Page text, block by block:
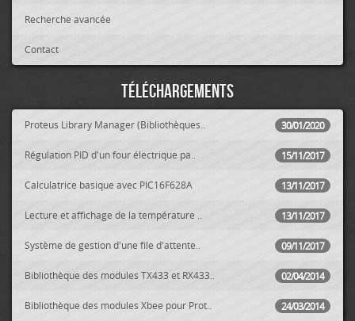
Recherche avancée
Contact
Téléchargements
30/01/2020
Proteus Library Manager (Bibliothèques..
15/11/2017
Régulation PID d'un four électrique pa..
13/11/2017
Calculatrice basique avec PIC16F628A
13/11/2017
Lecture et affichage de la température ..
09/11/2017
Système de gestion d'une file d'attente..
02/04/2014
Bibliothèque des modules TX433 et RX433..
24/03/2014
Bibliothèque des modules Xbee pour Prot..